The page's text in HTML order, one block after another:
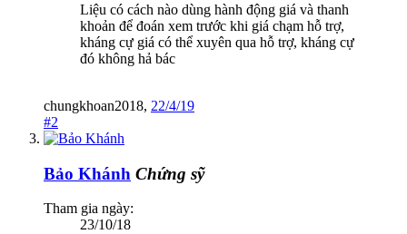
Liệu có cách nào dùng hành động giá và thanh
khoản để đoán xem trước khi giá chạm hỗ trợ,
kháng cự giá có thể xuyên qua hỗ trợ, kháng cự
đó không hả bác
chungkhoan2018, 22/4/19
#2
Bảo Khánh Chứng sỹ
Tham gia ngày:
23/10/18